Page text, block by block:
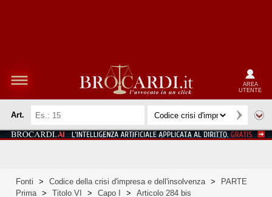
AREA
UTENTE
Art.
Fonti > Codice della crisi d'impresa e dell'insolvenza >
PARTE
Prima > Titolo VI > Capo I > Articolo 284 bis